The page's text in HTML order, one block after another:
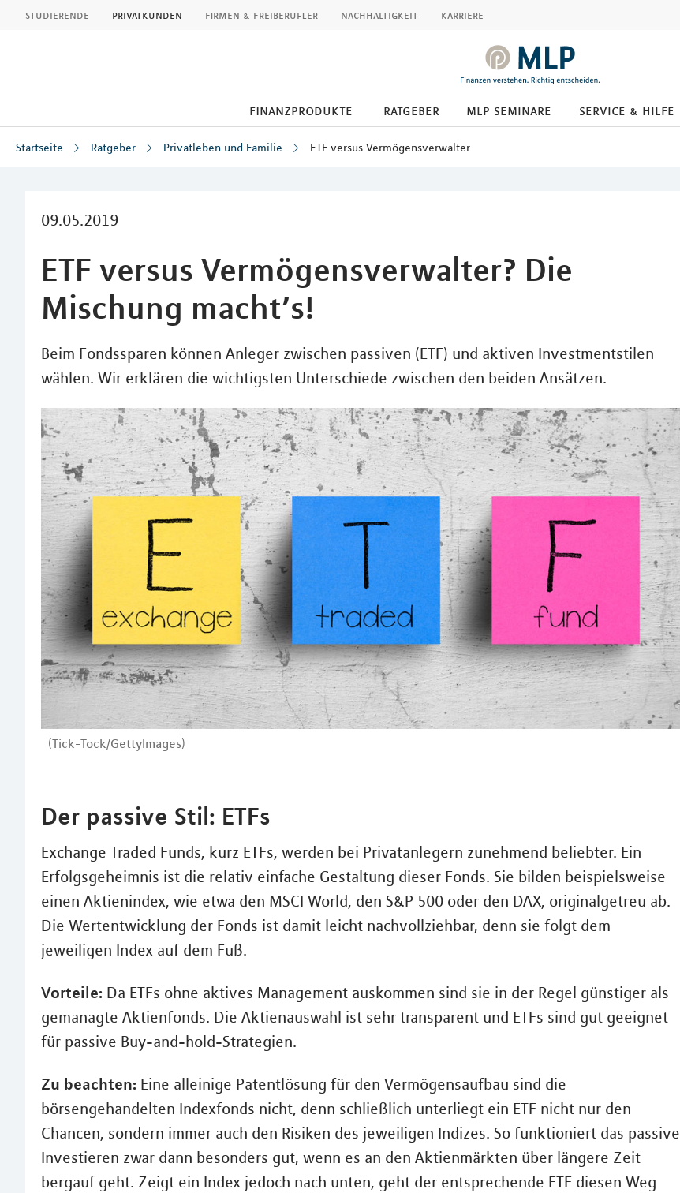
studierende privatkunden firmen & freiberufler nachhaltigkeit karriere
finanzprodukte ratgeber mlp seminare service & hilfe
Startseite Ratgeber Privatleben und Familie ETF versus Vermögensverwalter
09.05.2019
ETF versus Vermögensverwalter? Die
Mischung macht’s!
Beim Fondssparen können Anleger zwischen passiven (ETF) und aktiven Investmentstilen
wählen. Wir erklären die wichtigsten Unterschiede zwischen den beiden Ansätzen.
(Tick-Tock/GettyImages)
Der passive Stil: ETFs
Exchange Traded Funds, kurz ETFs, werden bei Privatanlegern zunehmend beliebter. Ein
Erfolgsgeheimnis ist die relativ einfache Gestaltung dieser Fonds. Sie bilden beispielsweise
einen Aktienindex, wie etwa den MSCI World, den S&P 500 oder den DAX, originalgetreu ab.
Die Wertentwicklung der Fonds ist damit leicht nachvollziehbar, denn sie folgt dem
jeweiligen Index auf dem Fuß.
Vorteile: Da ETFs ohne aktives Management auskommen sind sie in der Regel günstiger als
gemanagte Aktienfonds. Die Aktienauswahl ist sehr transparent und ETFs sind gut geeignet
für passive Buy-and-hold-Strategien.
Zu beachten: Eine alleinige Patentlösung für den Vermögensaufbau sind die
börsengehandelten Indexfonds nicht, denn schließlich unterliegt ein ETF nicht nur den
Chancen, sondern immer auch den Risiken des jeweiligen Indizes. So funktioniert das passive
Investieren zwar dann besonders gut, wenn es an den Aktienmärkten über längere Zeit
bergauf geht. Zeigt ein Index jedoch nach unten, geht der entsprechende ETF diesen Weg